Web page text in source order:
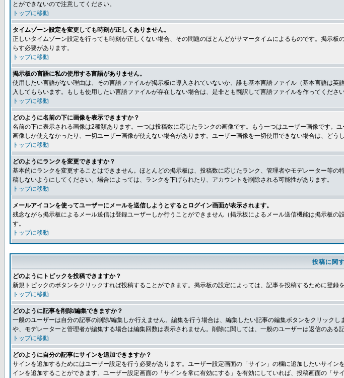
とができないので注意してください。
トップに移動
タイムゾーン設定を変更しても時刻が正しくありません。
正しいタイムゾーン設定を行っても時刻が正しくない場合、その問題のほとんどがサマータイムによるものです。掲示
らす必要があります。
トップに移動
掲示板の言語に私の使用する言語がありません。
使用したい言語がない理由は、その言語ファイルが掲示板に導入されていないか、誰も基本言語ファイル（基本言語は
入してもらいます。もしも使用したい言語ファイルが存在しない場合は、是非とも翻訳して言語ファイルを作ってくださ
トップに移動
どのように名前の下に画像を表示できますか？
名前の下に表示される画像は2種類あります。一つは投稿数に応じたランクの画像です。もう一つはユーザー画像です
画像しか使えなかったり、一切ユーザー画像が使えない場合があります。ユーザー画像を一切使用できない場合は、どう
トップに移動
どのようにランクを変更できますか？
基本的にランクを変更することはできません。ほとんどの掲示板は、投稿数に応じたランク、管理者やモデレーター等
稿しないようにしてください。場合によっては、ランクを下げられたり、アカウントを削除される可能性があります。
トップに移動
メールアイコンを使ってユーザーにメールを送信しようとするとログイン画面が表示されます。
残念ながら掲示板によるメール送信は登録ユーザーしか行うことができません（掲示板によるメール送信機能は掲示板
す。
トップに移動
投稿に関
どのようにトピックを投稿できますか？
新規トピックのボタンをクリックすれば投稿することができます。掲示板の設定によっては、記事を投稿するために登
トップに移動
どのように記事を削除/編集できますか？
一般のユーザーは自分の記事の削除/編集しか行えません。編集を行う場合は、編集したい記事の編集ボタンをクリック
や、モデレーターと管理者が編集する場合は編集回数は表示されません。削除に関しては、一般のユーザーは返信のある
トップに移動
どのように自分の記事にサインを追加できますか？
サインを追加するためにはユーザー設定を行う必要があります。ユーザー設定画面の「サイン」の欄に追加したいサイ
インを追加することができます。ユーザー設定画面の「サインを常に有効にする」を有効にしていれば、投稿画面の「